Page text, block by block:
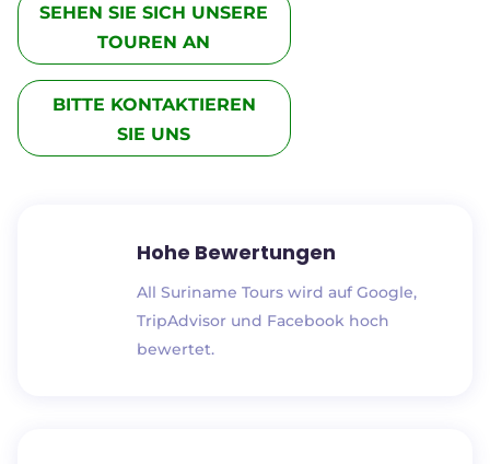
SEHEN SIE SICH UNSERE
TOUREN AN
BITTE KONTAKTIEREN
SIE UNS
Hohe Bewertungen
All Suriname Tours wird auf Google,
TripAdvisor und Facebook hoch
bewertet.